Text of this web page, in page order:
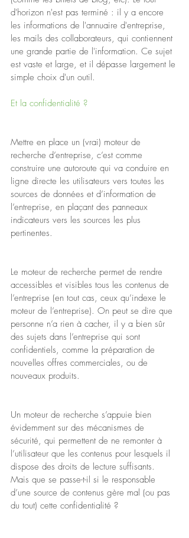
d'horizon n'est pas terminé : il y a encore
les informations de l'annuaire d'entreprise,
les mails des collaborateurs, qui contiennent
une grande partie de l'information. Ce sujet
est vaste et large, et il dépasse largement le
simple choix d'un outil.
Et la confidentialité ?
Mettre en place un (vrai) moteur de
recherche d’entreprise, c’est comme
construire une autoroute qui va conduire en
ligne directe les utilisateurs vers toutes les
sources de données et d’information de
l’entreprise, en plaçant des panneaux
indicateurs vers les sources les plus
pertinentes.
Le moteur de recherche permet de rendre
accessibles et visibles tous les contenus de
l’entreprise (en tout cas, ceux qu’indexe le
moteur de l’entreprise). On peut se dire que
personne n’a rien à cacher, il y a bien sûr
des sujets dans l’entreprise qui sont
confidentiels, comme la préparation de
nouvelles offres commerciales, ou de
nouveaux produits.
Un moteur de recherche s’appuie bien
évidemment sur des mécanismes de
sécurité, qui permettent de ne remonter à
l’utilisateur que les contenus pour lesquels il
dispose des droits de lecture suffisants.
Mais que se passe-t-il si le responsable
d’une source de contenus gère mal (ou pas
du tout) cette confidentialité ?